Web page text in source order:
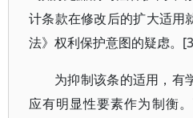
计条款在修改后的扩大适用
法》权利保护意图的疑虑。
为抑制该条的适用，有
应有明显性要素作为制衡